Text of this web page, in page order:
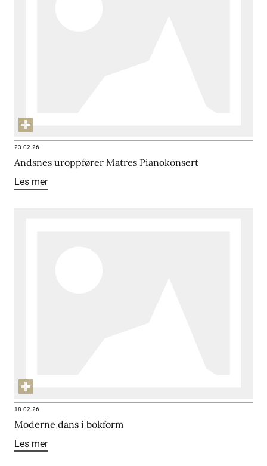
23.02.26
Andsnes uroppfører Matres Pianokonsert
Les mer
18.02.26
Moderne dans i bokform
Les mer